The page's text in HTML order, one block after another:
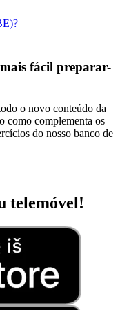
fácil preparar-
o novo conteúdo da
como complementa os
do nosso banco de
telemóvel!